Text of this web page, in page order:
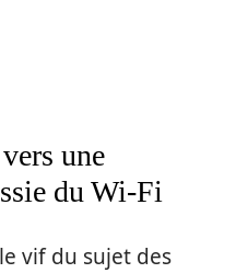
une
du Wi-Fi
vif du sujet des